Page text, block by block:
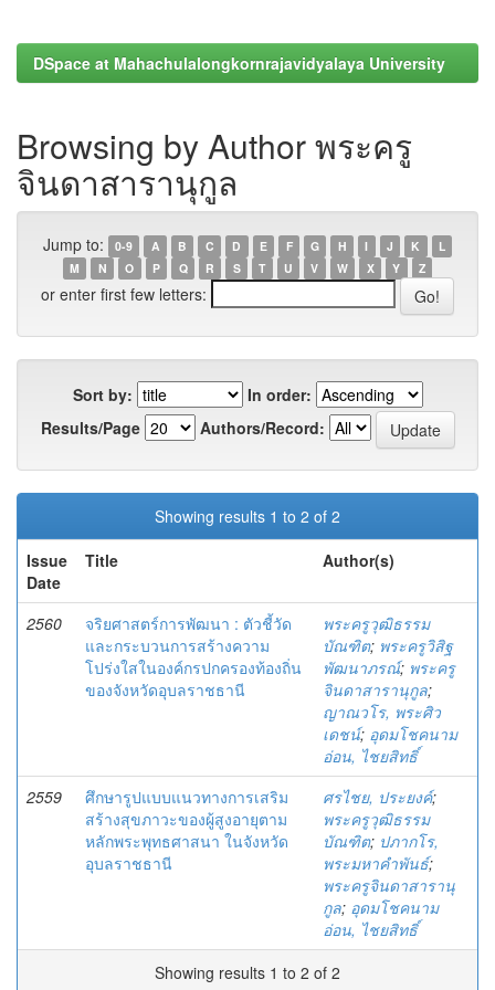
DSpace at Mahachulalongkornrajavidyalaya University
Browsing by Author พระครู
จินดาสารานุกูล
Jump to: 0-9 A B C D E F G H I J K
L
M
N O P Q R S T U V W X Y Z
or enter first few letters:
Sort by:
In order:
Results/Page
Authors/Record:
Showing results 1 to 2 of 2
Issue
Date
Title Author(s)
2560
จริยศาสตร์การพัฒนา : ตัวชี้วัด
และกระบวนการสร้างความ
โปร่งใสในองค์กรปกครองท้องถิ่น
ของจังหวัดอุบลราชธานี
พระครูวุฒิธรรม
บัณฑิต; พระครูวิสิฐ
พัฒนาภรณ์; พระครู
จินดาสารานุกูล;
ญาณวโร, พระศิว
เดชน์; อุดมโชคนาม
อ่อน, ไชยสิทธิ์
2559
ศึกษารูปแบบแนวทางการเสริม
สร้างสุขภาวะของผู้สูงอายุตาม
หลักพระพุทธศาสนา ในจังหวัด
อุบลราชธานี
ศรไชย, ประยงค์;
พระครูวุฒิธรรม
บัณฑิต; ปภากโร,
พระมหาคำพันธ์;
พระครูจินดาสารานุ
กูล; อุดมโชคนาม
อ่อน, ไชยสิทธิ์
Showing results 1 to 2 of 2